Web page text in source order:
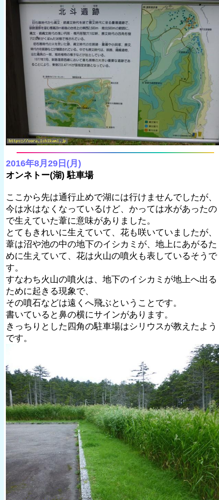
2016年8月29日(月)
オンネトー(湖) 駐車場
ここから先は通行止めで湖には行けませんでしたが、
今は水はなくなっているけど、かっては水があったの
で生えていた葦に意味がありました。
とてもきれいに生えていて、花も咲いていましたが、
葦は沼や池の中の地下のイシカミが、地上にあがるた
めに生えていて、花は火山の噴火も表しているそうで
す。
すなわち火山の噴火は、地下のイシカミが地上へ出る
ために起きる現象で、
その噴石などは遠くへ飛ぶということです。
書いていると鼻の横にサインがあります。
きっちりとした四角の駐車場はシリウスが教えたよう
です。